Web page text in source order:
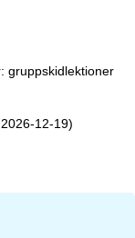
gruppskidlektioner
12-19)